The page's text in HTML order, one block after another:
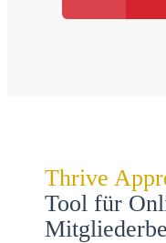
Thrive
Tool für